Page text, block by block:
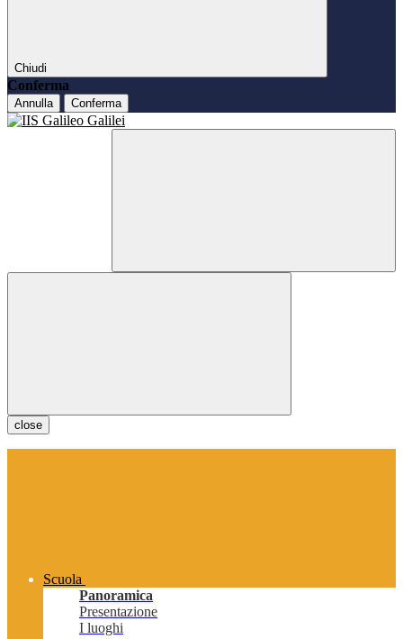
Chiudi
Conferma
Annulla Conferma
close
Scuola
Panoramica
Presentazione
I luoghi